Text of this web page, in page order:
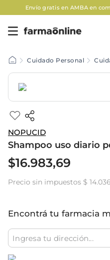
Envío gratis en AMBA en
Cuidado Personal
NOPUCID
Shampoo uso diario
$16.983,69
Precio sin impuestos $
Encontrá tu farmacia